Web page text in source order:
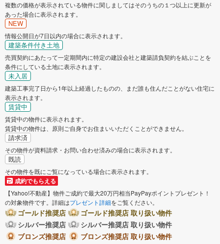
複数の価格が表示されている物件に関しましてはそのうちの１つ以上に更新が
あった場合に表示されます。
NEW
情報公開日が7日以内の場合に表示されます。
建築条件付き土地
売買契約にあたって一定期間内に特定の建設会社と建築請負契約を結ぶことを
条件にしている土地に表示されます。
未入居
建築工事完了日から1年以上経過したものの、まだ誰も住んだことがない住宅に
表示されます。
賃貸中
賃貸中の物件に表示されます。
賃貸中の物件は、原則ご自身でお住まいいただくことができません。
請求済
その物件が資料請求・お問い合わせ済みの場合に表示されます。
既読
その物件を既にご覧になっている場合に表示されます。
成約でもらえる
【Yahoo!不動産】物件ご成約で最大20万円相当PayPayポイントプレゼント！
の対象物件です。詳細はプレゼント詳細をご覧ください。
ゴールド推奨店
ゴールド推奨店 取り扱い物件
シルバー推奨店
シルバー推奨店 取り扱い物件
ブロンズ推奨店
ブロンズ推奨店 取り扱い物件